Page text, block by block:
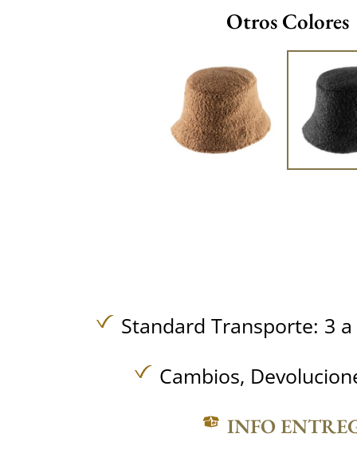
Otros Colores
Standard Transporte: 3
Cambios,
INFO